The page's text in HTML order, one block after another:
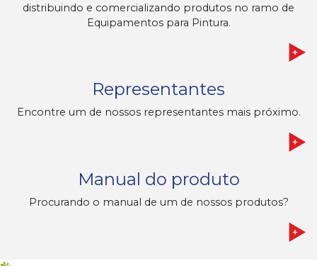
distribuindo e comercializando produtos no ramo de
Equipamentos para Pintura.
Representantes
Encontre um de nossos representantes mais próximo.
Manual do produto
Procurando o manual de um de nossos produtos?